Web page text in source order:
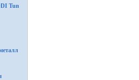
Tun